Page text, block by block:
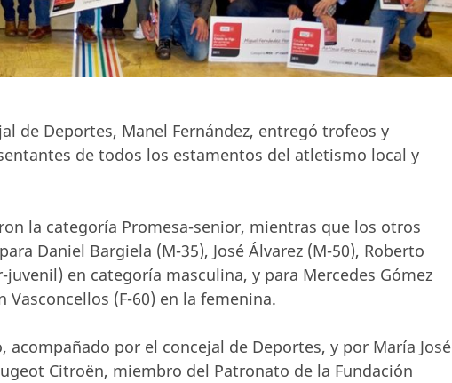
de Deportes, Manel Fernández, entregó trofeos y
de todos los estamentos del atletismo local y
la categoría Promesa-senior, mientras que los otros
Daniel Bargiela (M-35), José Álvarez (M-50), Roberto
juvenil) en categoría masculina, y para Mercedes Gómez
Vasconcellos (F-60) en la femenina.
acompañado por el concejal de Deportes, y por María José
Citroën, miembro del Patronato de la Fundación